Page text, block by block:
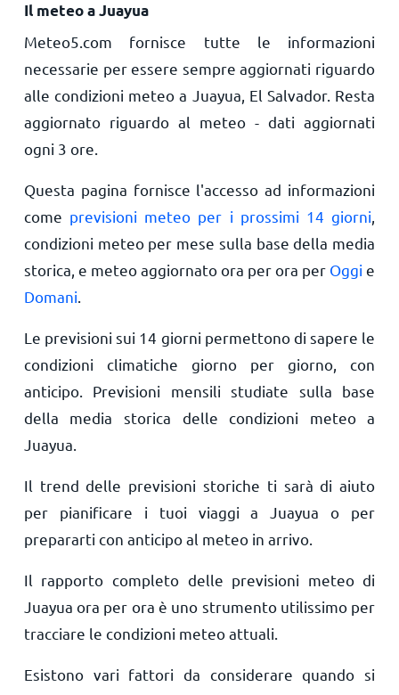
Il meteo a Juayua
Meteo5.com fornisce tutte le informazioni
necessarie per essere sempre aggiornati riguardo
alle condizioni meteo a Juayua, El Salvador. Resta
aggiornato riguardo al meteo - dati aggiornati
ogni 3 ore.
Questa pagina fornisce l'accesso ad informazioni
come previsioni meteo per i prossimi 14 giorni
condizioni meteo per mese sulla base della media
storica, e meteo aggiornato ora per ora per Oggi e
Domani
Le previsioni sui 14 giorni permettono di sapere le
condizioni climatiche giorno per giorno, con
anticipo. Previsioni mensili studiate sulla base
della media storica delle condizioni meteo a
Juayua.
Il trend delle previsioni storiche ti sarà di aiuto
per pianificare i tuoi viaggi a Juayua o per
prepararti con anticipo al meteo in arrivo.
Il rapporto completo delle previsioni meteo di
Juayua ora per ora è uno strumento utilissimo per
tracciare le condizioni meteo attuali.
Esistono vari fattori da considerare quando si